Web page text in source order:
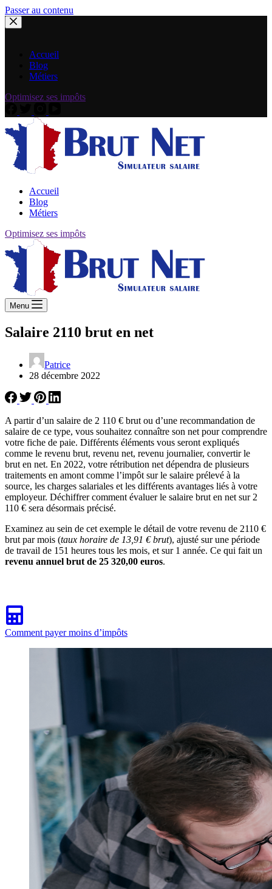
Passer au contenu
Accueil
Blog
Métiers
Optimisez ses impôts
Accueil
Blog
Métiers
Optimisez ses impôts
Menu
Salaire 2110 brut en net
Patrice
28 décembre 2022
A partir d’un salaire de 2 110 € brut ou d’une recommandation de
salaire de ce type, vous souhaitez connaître son net pour comprendre
votre fiche de paie. Différents éléments vous seront expliqués
comme le revenu brut, revenu net, revenu journalier, convertir le
brut en net. En 2022, votre rétribution net dépendra de plusieurs
traitements en amont comme l’impôt sur le salaire prélevé à la
source, les charges salariales et les différents avantages liés à votre
employeur. Déchiffrer comment évaluer le salaire brut en net sur 2
110 € sera désormais précisé.
Examinez au sein de cet exemple le détail de votre revenu de 2110 €
brut par mois (taux horaire de 13,91 € brut), ajusté sur une période
de travail de 151 heures tous les mois, et sur 1 année. Ce qui fait un
revenu annuel brut de 25 320,00 euros.
Comment payer moins d’impôts